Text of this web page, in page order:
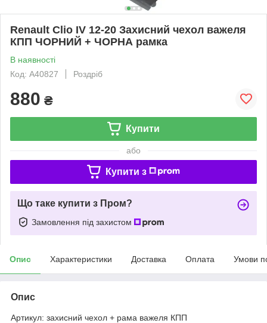
Renault Clio IV 12-20 Захисний чехол важеля
КПП ЧОРНИЙ + ЧОРНА рамка
В наявності
Код: A40827
Роздріб
880 ₴
Купити
або
Купити з
Що таке купити з Пром?
Замовлення під захистом
Опис Характеристики Доставка Оплата Умови
Опис
Артикул: захисний чехол + рама важеля КПП